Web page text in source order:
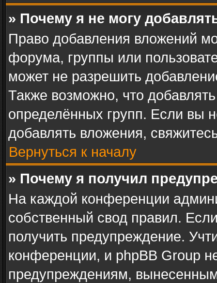
» Почему я не могу
Право добавления вложений
форума, группы или
может не разрешить
Также возможно, что
определённых групп. Если вы
добавлять вложения,
Вернуться к началу
» Почему я получил
На каждой конференции
собственный свод правил.
получить предупреждение.
конференции, и phpBB Group
предупреждениям,